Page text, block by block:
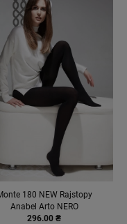
180 NEW Rajstopy
Anabel Arto NERO
296.00 ₴